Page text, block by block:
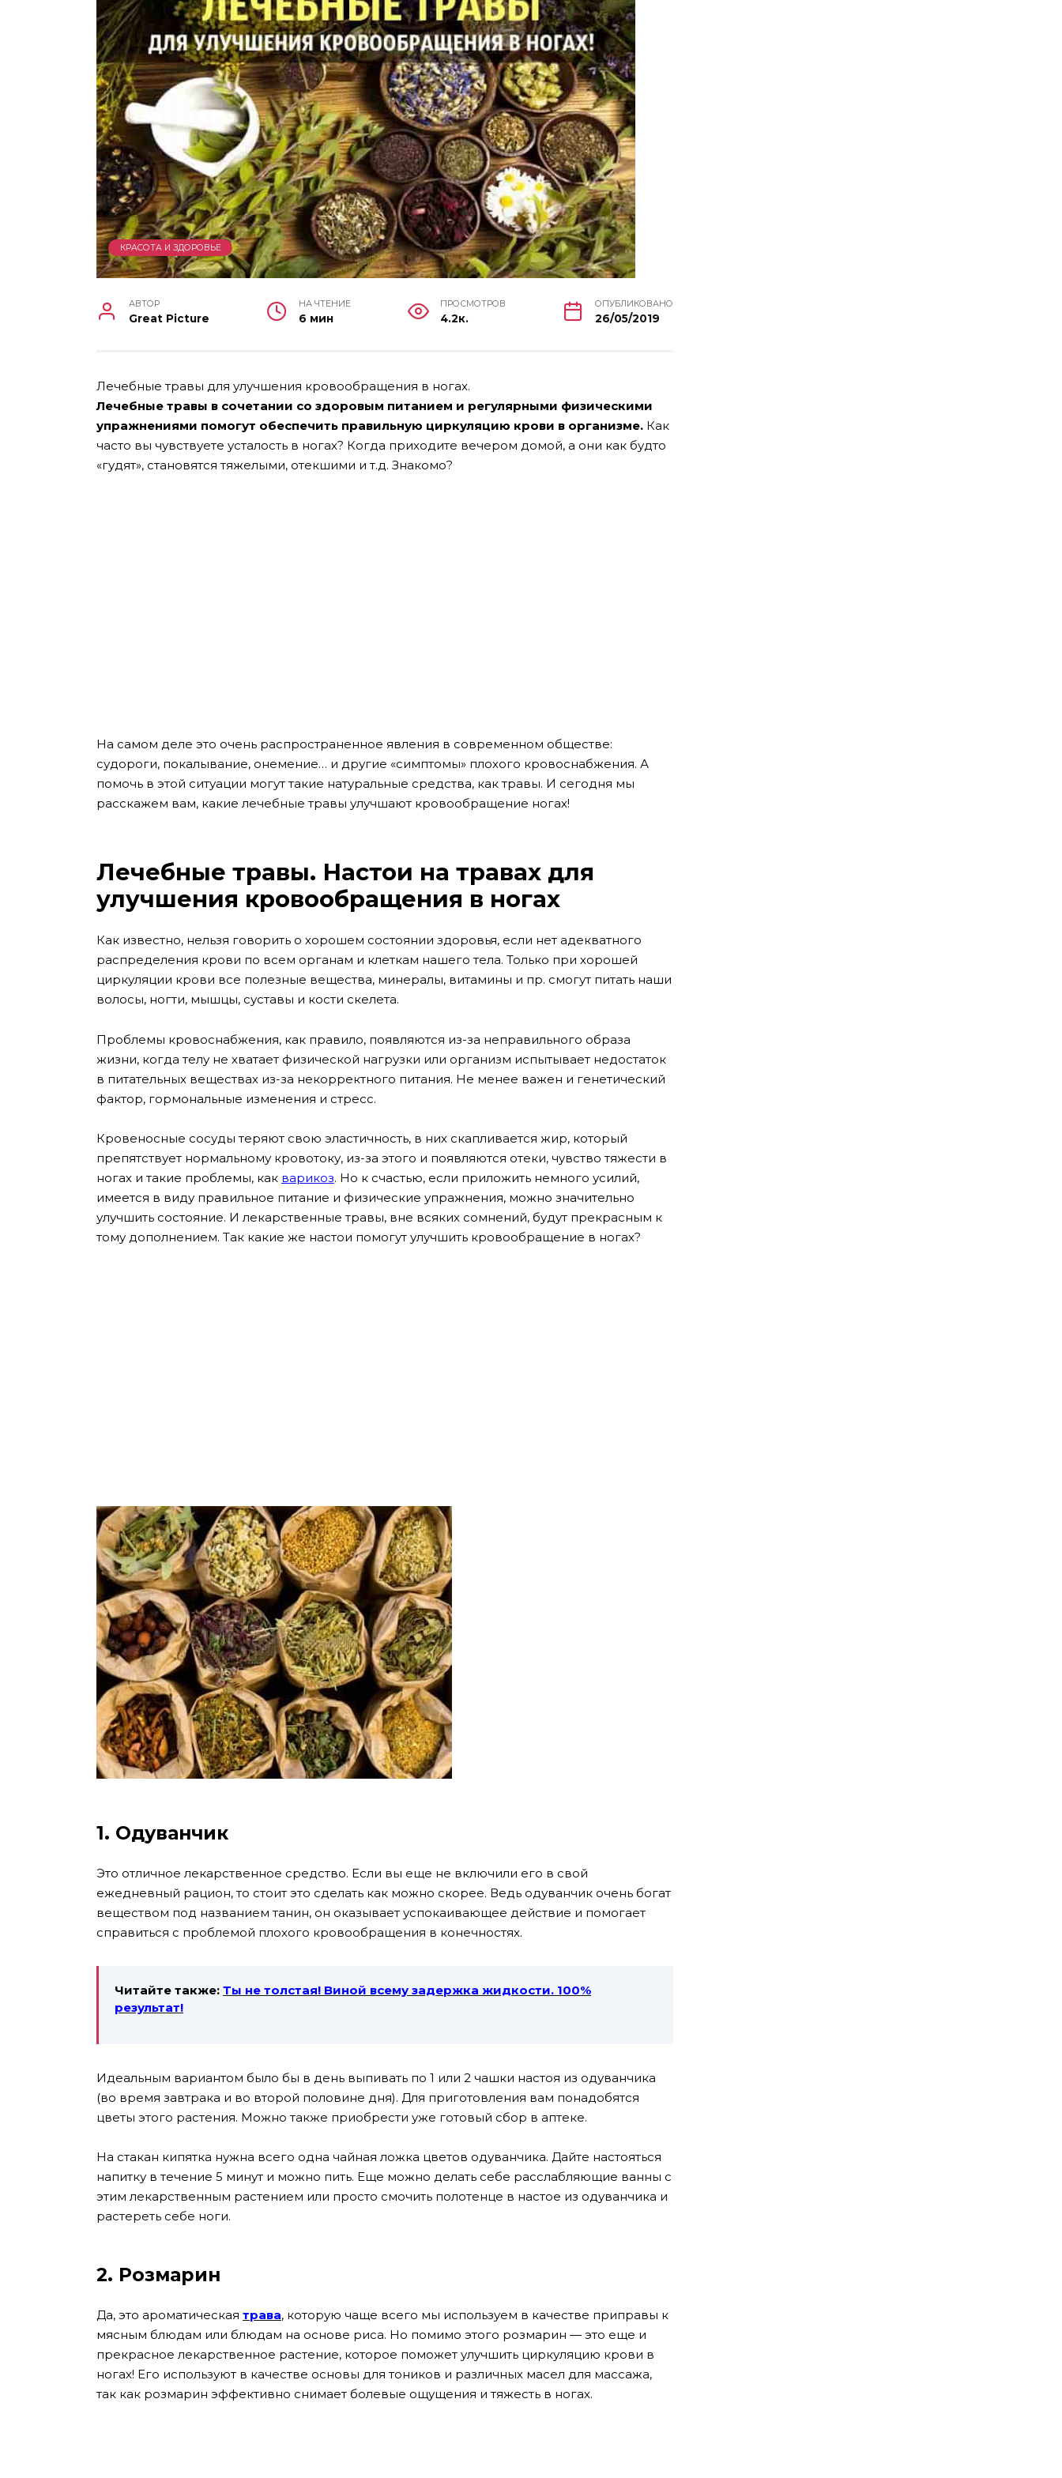
КРАСОТА И ЗДОРОВЬЕ
АВТОР
Great Picture
НА ЧТЕНИЕ
6 мин
ПРОСМОТРОВ
4.2к.
ОПУБЛИКОВАНО
26/05/2019
Лечебные травы для улучшения кровообращения в ногах.
Лечебные травы в сочетании со здоровым питанием и регулярными физическими
упражнениями помогут обеспечить правильную циркуляцию крови в организме. Как
часто вы чувствуете усталость в ногах? Когда приходите вечером домой, а они как будто
«гудят», становятся тяжелыми, отекшими и т.д. Знакомо?
На самом деле это очень распространенное явления в современном обществе:
судороги, покалывание, онемение… и другие «симптомы» плохого кровоснабжения. А
помочь в этой ситуации могут такие натуральные средства, как травы. И сегодня мы
расскажем вам, какие лечебные травы улучшают кровообращение ногах!
Лечебные травы. Настои на травах для
улучшения кровообращения в ногах
Как известно, нельзя говорить о хорошем состоянии здоровья, если нет адекватного
распределения крови по всем органам и клеткам нашего тела. Только при хорошей
циркуляции крови все полезные вещества, минералы, витамины и пр. смогут питать наши
волосы, ногти, мышцы, суставы и кости скелета.
Проблемы кровоснабжения, как правило, появляются из-за неправильного образа
жизни, когда телу не хватает физической нагрузки или организм испытывает недостаток
в питательных веществах из-за некорректного питания. Не менее важен и генетический
фактор, гормональные изменения и стресс.
Кровеносные сосуды теряют свою эластичность, в них скапливается жир, который
препятствует нормальному кровотоку, из-за этого и появляются отеки, чувство тяжести в
ногах и такие проблемы, как варикоз. Но к счастью, если приложить немного усилий,
имеется в виду правильное питание и физические упражнения, можно значительно
улучшить состояние. И лекарственные травы, вне всяких сомнений, будут прекрасным к
тому дополнением. Так какие же настои помогут улучшить кровообращение в ногах?
1. Одуванчик
Это отличное лекарственное средство. Если вы еще не включили его в свой
ежедневный рацион, то стоит это сделать как можно скорее. Ведь одуванчик очень богат
веществом под названием танин, он оказывает успокаивающее действие и помогает
справиться с проблемой плохого кровообращения в конечностях.
Читайте также: Ты не толстая! Виной всему задержка жидкости. 100%
результат!
Идеальным вариантом было бы в день выпивать по 1 или 2 чашки настоя из одуванчика
(во время завтрака и во второй половине дня). Для приготовления вам понадобятся
цветы этого растения. Можно также приобрести уже готовый сбор в аптеке.
На стакан кипятка нужна всего одна чайная ложка цветов одуванчика. Дайте настояться
напитку в течение 5 минут и можно пить. Еще можно делать себе расслабляющие ванны с
этим лекарственным растением или просто смочить полотенце в настое из одуванчика и
растереть себе ноги.
2. Розмарин
Да, это ароматическая трава, которую чаще всего мы используем в качестве приправы к
мясным блюдам или блюдам на основе риса. Но помимо этого розмарин — это еще и
прекрасное лекарственное растение, которое поможет улучшить циркуляцию крови в
ногах! Его используют в качестве основы для тоников и различных масел для массажа,
так как розмарин эффективно снимает болевые ощущения и тяжесть в ногах.